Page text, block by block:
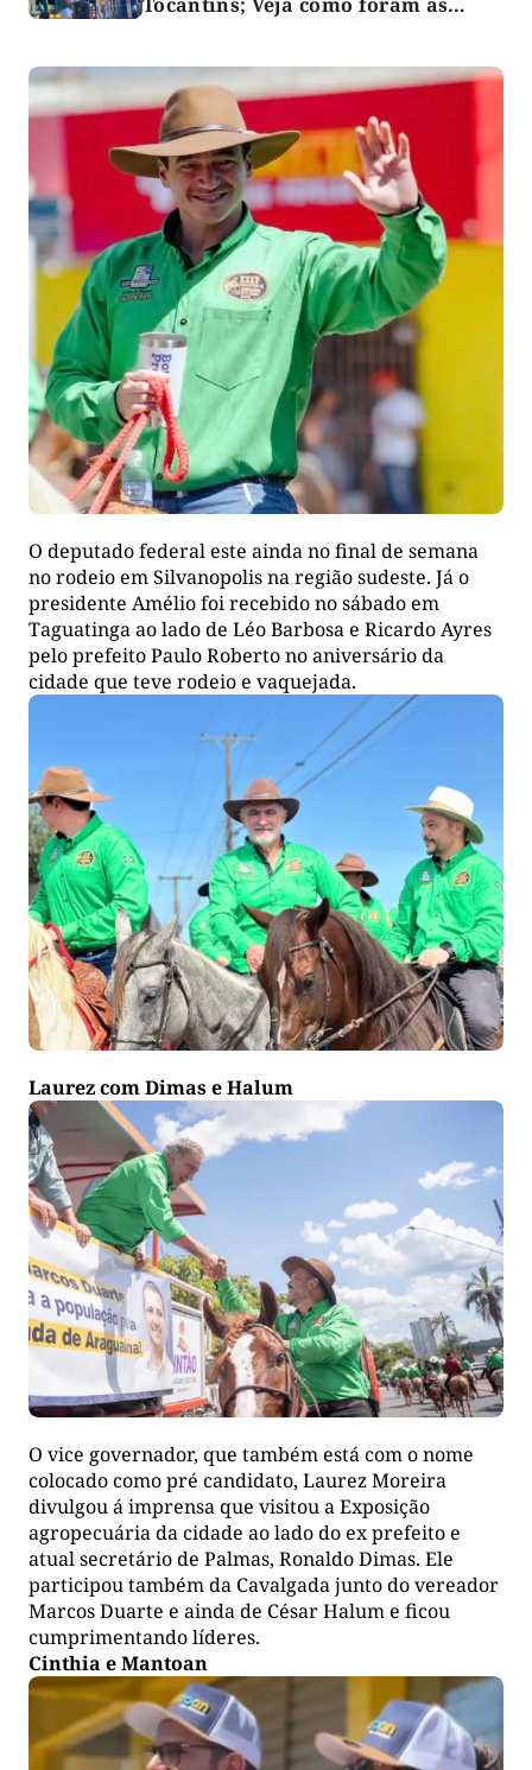
O deputado federal este ainda no final de semana
no rodeio em Silvanopolis na região sudeste. Já o
presidente Amélio foi recebido no sábado em
Taguatinga ao lado de Léo Barbosa e Ricardo Ayres
pelo prefeito Paulo Roberto no aniversário da
cidade que teve rodeio e vaquejada.
Laurez com Dimas e Halum
O vice governador, que também está com o nome
colocado como pré candidato, Laurez Moreira
divulgou á imprensa que visitou a Exposição
agropecuária da cidade ao lado do ex prefeito e
atual secretário de Palmas, Ronaldo Dimas. Ele
participou também da Cavalgada junto do vereador
Marcos Duarte e ainda de César Halum e ficou
cumprimentando líderes.
Cinthia e Mantoan